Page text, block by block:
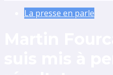
La presse en parle